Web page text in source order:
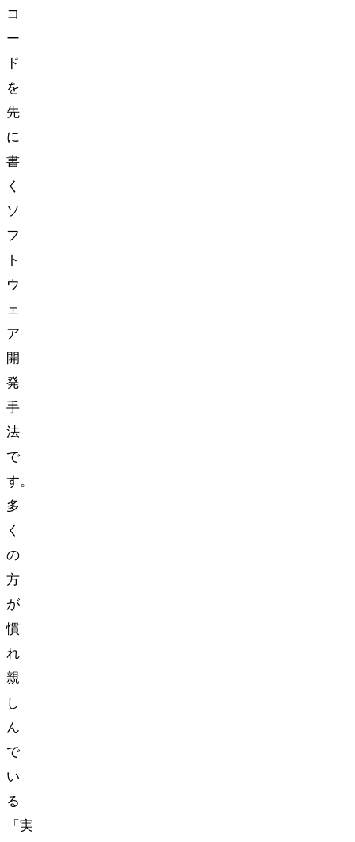
コ
ー
ド
を
先
に
書
く
ソ
フ
ト
ウ
ェ
ア
開
発
手
法
で
す。
多
く
の
方
が
慣
れ
親
し
ん
で
い
る
「実